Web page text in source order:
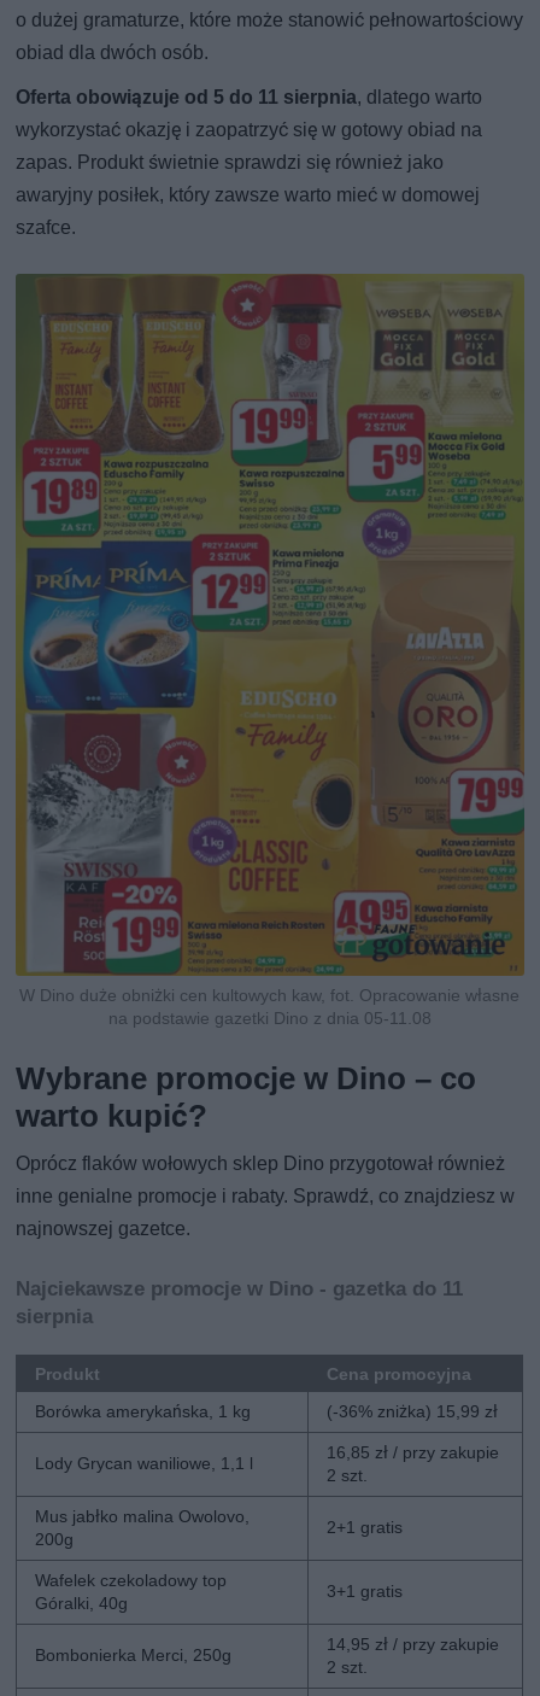
o dużej gramaturze, które może stanowić pełnowartościowy
obiad dla dwóch osób.
Oferta obowiązuje od 5 do 11 sierpnia, dlatego warto
wykorzystać okazję i zaopatrzyć się w gotowy obiad na
zapas. Produkt świetnie sprawdzi się również jako
awaryjny posiłek, który zawsze warto mieć w domowej
szafce.
W Dino duże obniżki cen kultowych kaw, fot. Opracowanie własne
na podstawie gazetki Dino z dnia 05-11.08
Wybrane promocje w Dino – co
warto kupić?
Oprócz flaków wołowych sklep Dino przygotował również
inne genialne promocje i rabaty. Sprawdź, co znajdziesz w
najnowszej gazetce.
Najciekawsze promocje w Dino - gazetka do 11
sierpnia
Produkt
Cena promocyjna
Borówka amerykańska, 1 kg
(-36% zniżka) 15,99 zł
Lody Grycan waniliowe, 1,1 l
16,85 zł / przy zakupie
2 szt.
Mus jabłko malina Owolovo,
200g
2+1 gratis
Wafelek czekoladowy top
Góralki, 40g
3+1 gratis
Bombonierka Merci, 250g
14,95 zł / przy zakupie
2 szt.